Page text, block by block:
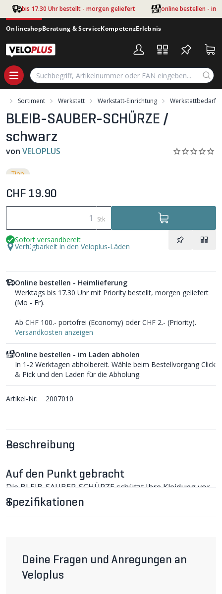
Zum Hauptinhalt springen
bis 17.30 Uhr bestellt - morgen geliefert online bestellen - im
OnlineshopBeratung & ServiceKompetenzErlebnis
Sortiment Werkstatt Werkstatt-Einrichtung Werkstattbedarf
BLEIB-SAUBER-SCHÜRZE /
schwarz
von VELOPLUS
Tipp
Beschreibung
Auf den Punkt gebracht
Die BLEIB-SAUBER-SCHÜRZE schützt Ihre Kleidung vor
Verschmutzungen und ist strapazierfähig.
BLEIB-SAUBER-SCHÜRZE im Detail
strapazierfähige Gewebe ist rückseitig beschichtet,
damit Fett oder Schmutz nicht auf das darunter
getragene Kleidungsstück gelangen. (RC)
Spezifikationen
Deine Fragen und Anregungen an
Veloplus
CHF 19.90
Stk
Sofort versandbereit
Verfügbarkeit in den Veloplus-Läden
Online bestellen - Heimlieferung
Werktags bis 17.30 Uhr mit Priority bestellt, morgen geliefert
(Mo - Fr).
Ab CHF 100.- portofrei (Economy) oder CHF 2.- (Priority).
Versandkosten anzeigen
Online bestellen - im Laden abholen
In 1-2 Werktagen abholbereit. Wähle beim Bestellvorgang Click
& Pick und den Laden für die Abholung.
Artikel-Nr: 2007010